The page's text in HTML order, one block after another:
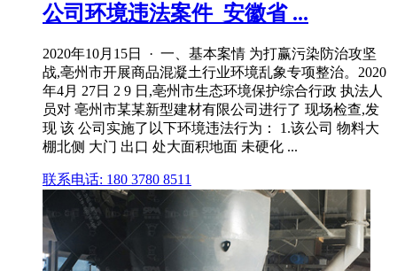
公司环境违法案件_安徽省 ...
2020年10月15日 · 一、基本案情 为打赢污染防治攻坚
战,亳州市开展商品混凝土行业环境乱象专项整治。2020
年4月 27日 2 9 日,亳州市生态环境保护综合行政 执法人
员对 亳州市某某新型建材有限公司进行了 现场检查,发
现 该 公司实施了以下环境违法行为： 1.该公司 物料大
棚北侧 大门 出口 处大面积地面 未硬化 ...
联系电话: 180 3780 8511